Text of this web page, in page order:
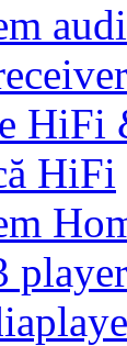
HiFi
HiFi
player